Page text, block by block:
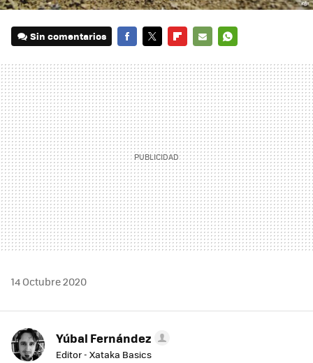
Sin comentarios
MAIL
14 Octubre 2020
Yúbal Fernández
Editor - Xataka Basics